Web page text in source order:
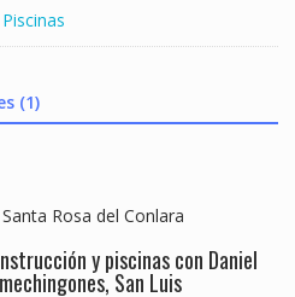
Piscinas
(1)
Rosa del Conlara
y piscinas con Daniel
San Luis